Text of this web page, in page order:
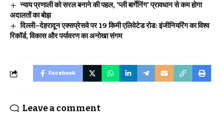
न्याय प्रणाली को सरल बनाने की पहल, ‘प्ली बार्गेनिंग’ प्रावधान से कम होगा
अदालतों का बोझ
दिल्ली–देहरादून एक्सप्रेसवे पर 19 किमी एलिवेटेड रोड: इंजीनियरिंग का विश्व
रिकॉर्ड, विकास और पर्यावरण का अनोखा संगम
Facebook
Leave a comment